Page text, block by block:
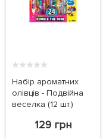
★★★★★
Набір ароматних
олівців - Подвійна
веселка (12 шт.)
129 грн